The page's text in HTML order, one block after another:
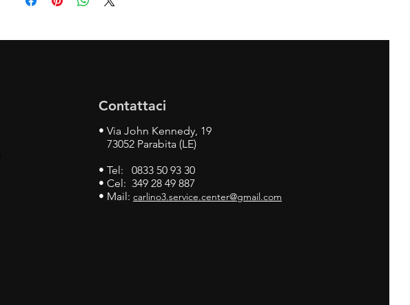
Contattaci
• Via John Kennedy, 19
73052 Parabita (LE)
• Tel: 0833 50 93 30
• Cel: 349 28 49 887
• Mail: carlino3.service.center@gmail.com